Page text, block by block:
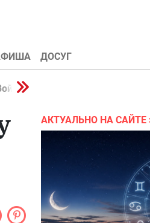
ДОСУГ
в Украине 2022
АКТУАЛЬНО НА САЙТЕ